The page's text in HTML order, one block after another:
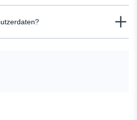
nur das Antippen einiger weniger
Profils.